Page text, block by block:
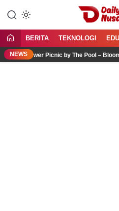
konten
Daily
Menyajikan Fakta,
BERITA TEKNOLOGI
NEWSPicnic by The Pool – Bloom &